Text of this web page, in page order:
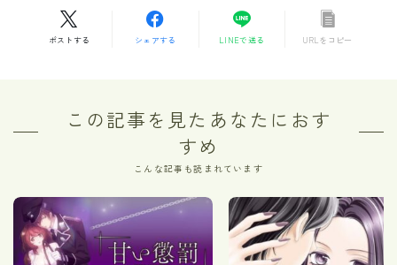
ポストする シェアする LINEで送る URLをコピー
この記事を見たあなたにおす
すめ
こんな記事も読まれています